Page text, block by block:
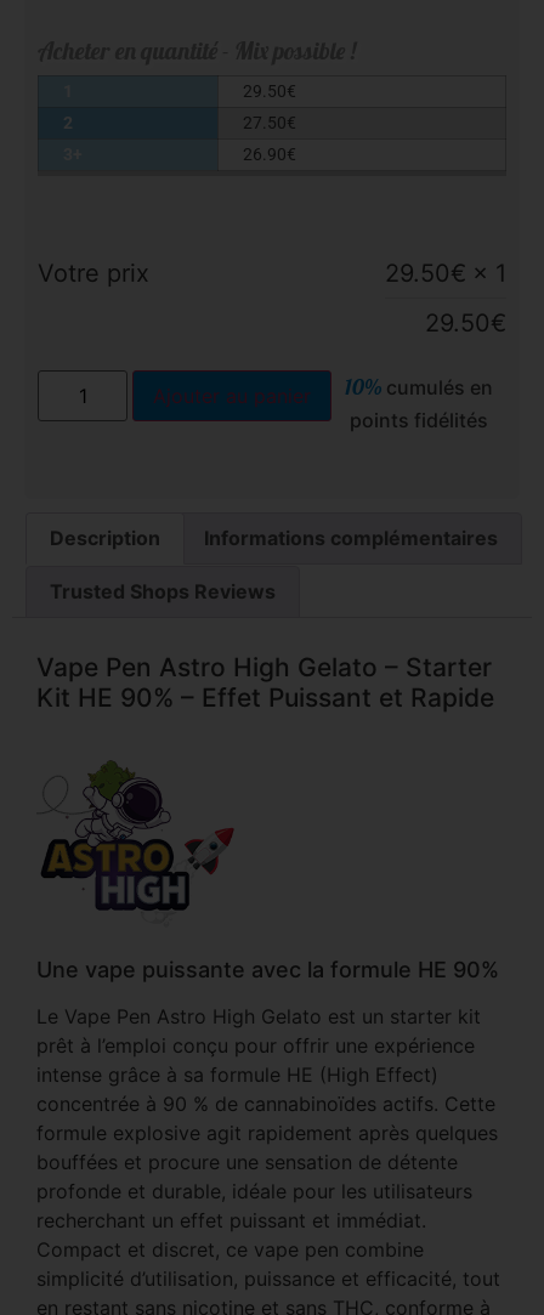
29.50€
2
27.50€
26.90€
Votre prix 29.50€ × 1
29.50€
Ajouter au panier 10% cumulés en
points fidélités
Description Informations complémentaires
Trusted Shops Reviews
Vape Pen Astro High Gelato – Starter
Kit HE 90% – Effet Puissant et Rapide
Une vape puissante avec la formule HE 90%
Le Vape Pen Astro High Gelato est un starter kit
prêt à l’emploi conçu pour offrir une expérience
intense grâce à sa formule HE (High Effect)
concentrée à 90 % de cannabinoïdes actifs. Cette
formule explosive agit rapidement après quelques
bouffées et procure une sensation de détente
profonde et durable, idéale pour les utilisateurs
recherchant un effet puissant et immédiat.
Compact et discret, ce vape pen combine
simplicité d’utilisation, puissance et efficacité, tout
en restant sans nicotine et sans THC, conforme à